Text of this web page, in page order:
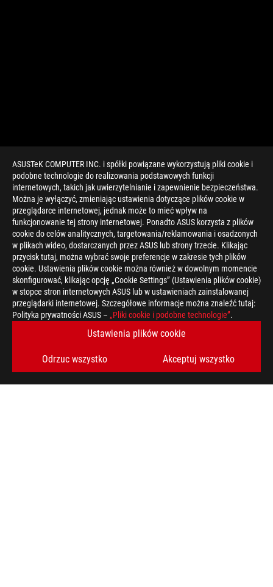
ASUSTeK COMPUTER INC. i spółki powiązane wykorzystują pliki cookie i
podobne technologie do realizowania podstawowych funkcji
internetowych, takich jak uwierzytelnianie i zapewnienie bezpieczeństwa.
Można je wyłączyć, zmieniając ustawienia dotyczące plików cookie w
przeglądarce internetowej, jednak może to mieć wpływ na
funkcjonowanie tej strony internetowej. Ponadto ASUS korzysta z plików
cookie do celów analitycznych, targetowania/reklamowania i osadzonych
w plikach wideo, dostarczanych przez ASUS lub strony trzecie. Klikając
przycisk tutaj, można wybrać swoje preferencje w zakresie tych plików
cookie. Ustawienia plików cookie można również w dowolnym momencie
skonfigurować, klikając opcję „Cookie Settings” (Ustawienia plików cookie)
w stopce stron internetowych ASUS lub w ustawieniach zainstalowanej
przeglądarki internetowej. Szczegółowe informacje można znaleźć tutaj:
Polityka prywatności ASUS – „Pliki cookie i podobne technologie”.
Ustawienia plików cookie
Odrzuc wszystko Akceptuj wszystko
> GAMING ARTICLES > GAMING
OBSŁUGIWANE TYPY PŁATNOŚCI
UZYSKAJ NAJNOWSZE OFERTY I WIĘCEJ
ZAREJESTRUJ
SIĘ